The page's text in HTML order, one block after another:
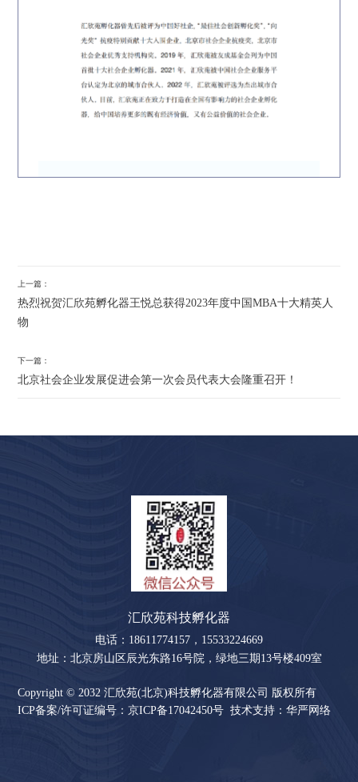
上一篇：
热烈祝贺汇欣苑孵化器王悦总获得2023年度中国MBA十大精英人
物
下一篇：
北京社会企业发展促进会第一次会员代表大会隆重召开！
汇欣苑科技孵化器
电话：18611774157，15533224669
地址：北京房山区辰光东路16号院，绿地三期13号楼409室
Copyright © 2032 汇欣苑(北京)科技孵化器有限公司 版权所有
ICP备案/许可证编号：京ICP备17042450号 技术支持：华严网络